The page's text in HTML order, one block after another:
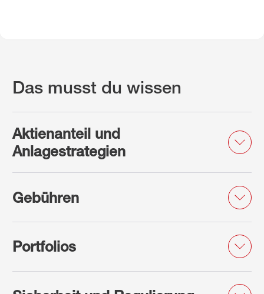
Das musst du wissen
Aktienanteil und
Anlagestrategien
Gebühren
Portfolios